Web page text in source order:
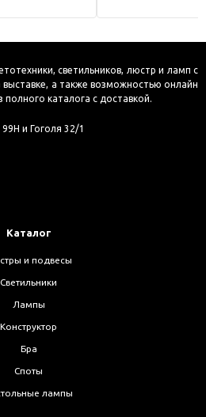
светильников, люстр и ламп с
а также возможностью онлайн
полного каталога с доставкой.
и Гоголя 32/1
Каталог
и подвесы
Светильники
Лампы
Конструктор
Бра
Споты
лампы